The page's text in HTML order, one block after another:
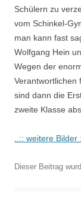
Schülern zu
vom Schinkel-
man kann fast
Wolfgang Hein
Wegen der
Verantwortlichen
sind dann die
zweite Klasse
..:: weitere Bilder
Dieser Beitrag